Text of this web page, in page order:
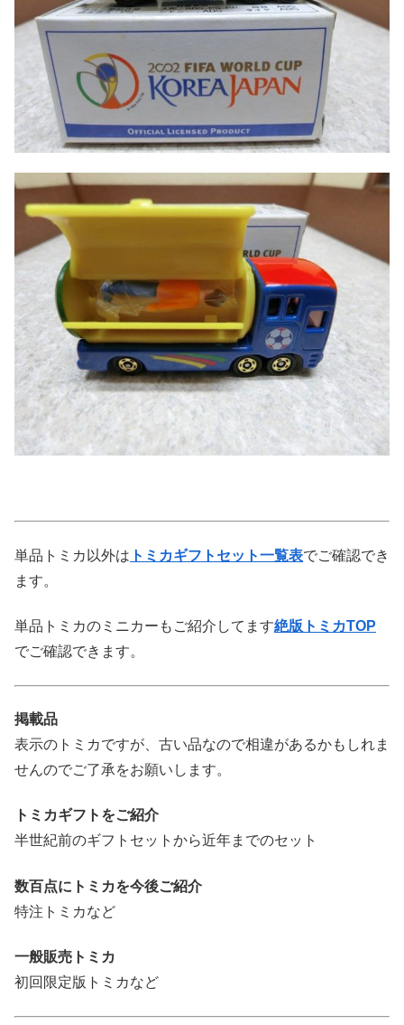
単品トミカ以外は トミカギフトセット一覧表でご確認でき
ます。
単品トミカのミニカーもご紹介してます絶版トミカTOP
でご確認できます。
掲載品
表示のトミカですが、古い品なので相違があるかもしれま
せんのでご了承をお願いします。
トミカギフトをご紹介
半世紀前のギフトセットから近年までのセット
数百点にトミカを今後ご紹介
特注トミカなど
一般販売トミカ
初回限定版トミカなど